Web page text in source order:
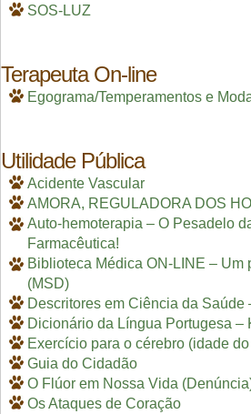
SOS-LUZ
Terapeuta On-line
Egograma/Temperamentos e
Utilidade Pública
Acidente Vascular
AMORA, REGULADORA DOS
Auto-hemoterapia – O Pesadelo
Farmacêutica!
Biblioteca Médica ON-LINE – Um
(MSD)
Descritores em Ciência da Saúde
Dicionário da Língua Portugesa –
Exercício para o cérebro (idade
Guia do Cidadão
O Flúor em Nossa Vida
Os Ataques de Coração